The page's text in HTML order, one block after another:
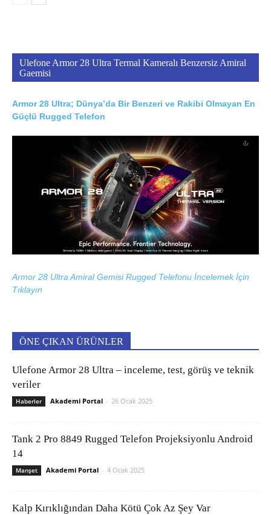
Ulefone Armor 28 Ultra Termal Kameralı Benzersiz Amiral
Gaemisi
Armor 28 Ultra; Dünya’da Bir Benzeri ve Rakibi Olmayan En
Güçlü Rugged Telefon
Armor 28 Ultra Amiral Gemisi Rugged Telefonu İncelemek İçin
Tıklayın
ÖNE ÇIKAN ÜRÜNLER
Ulefone Armor 28 Ultra – inceleme, test, görüş ve teknik
veriler
Haberler Akademi Portal - 26 Ocak 2025
Tank 2 Pro 8849 Rugged Telefon Projeksiyonlu Android
14
Manşet Akademi Portal - 4 Ocak 2025
Kalp Kırıklığından Daha Kötü Çok Az Şey Var